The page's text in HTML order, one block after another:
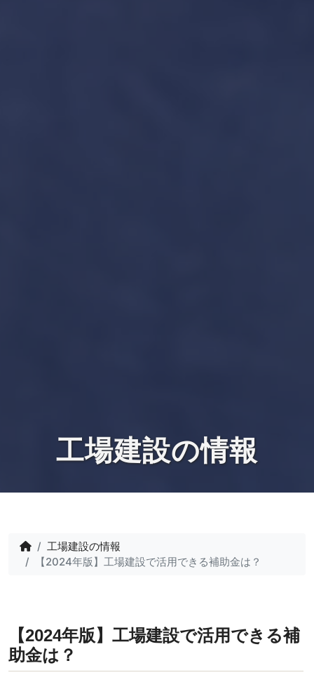
工場建設の情報
工場建設の情報
【2024年版】工場建設で活用できる補助金は？
【2024年版】工場建設で活用できる補
助金は？